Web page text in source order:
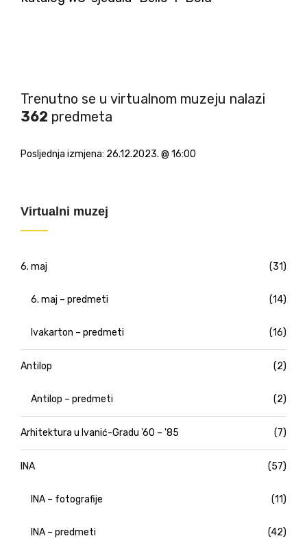
Trenutno se u virtualnom muzeju nalazi
362 predmeta
Posljednja izmjena: 26.12.2023. @ 16:00
Virtualni muzej
6. maj (31)
6. maj – predmeti (14)
Ivakarton – predmeti (16)
Antilop (2)
Antilop – predmeti (2)
Arhitektura u Ivanić-Gradu '60 – '85 (7)
INA (57)
INA – fotografije (11)
INA – predmeti (42)